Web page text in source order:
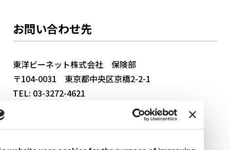
お問い合わせ先
東洋ビーネット株式会社 保険部
〒104-0031 東京都中央区京橋2-2-1
TEL: 03-3272-4621
bnet.hoken@artiencegroup.com